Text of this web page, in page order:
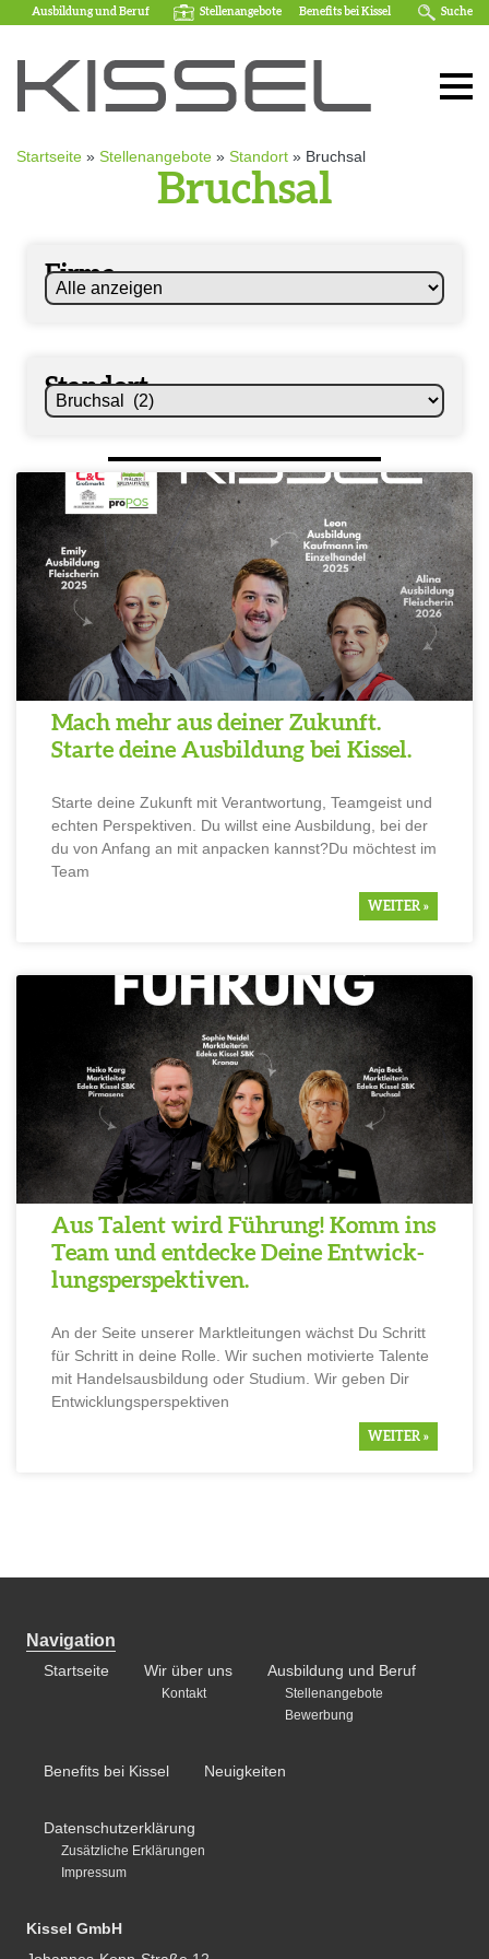
Ausbildung und Beruf Stellenangebote Benefits bei Kissel Suche
Startseite » Stellenangebote » Standort » Bruchsal
Bruchsal
Firma
Standort
Mach mehr aus deiner Zukunft.
Starte deine Ausbil­dung bei Kissel.
Starte deine Zukunft mit Verant­wor­tung, Teamgeist und
echten Perspek­tiven. Du willst eine Ausbil­dung, bei der
du von Anfang an mit anpacken kannst?Du möchtest im
Team
WEITER »
Aus Talent wird Führung! Komm ins
Team und entdecke Deine Entwick­
lungs­per­spek­tiven.
An der Seite unserer Markt­lei­tungen wächst Du Schritt
für Schritt in deine Rolle. Wir suchen motivierte Talente
mit Handels­aus­bil­dung oder Studium. Wir geben Dir
Entwick­lungs­per­spek­tiven
WEITER »
Navigation
Startseite Wir über uns
Kontakt
Ausbildung und Beruf
Stellenangebote
Bewerbung
Benefits bei Kissel Neuigkeiten
Datenschutzerklärung
Zusätzliche Erklärungen
Impressum
Kissel GmbH